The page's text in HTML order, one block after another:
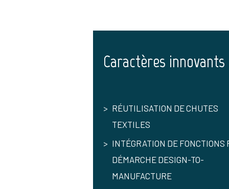
Caractères innovants
RÉUTILISATION DE CHUTES
TEXTILES
INTÉGRATION DE FONCTIONS
DÉMARCHE DESIGN-TO-
MANUFACTURE